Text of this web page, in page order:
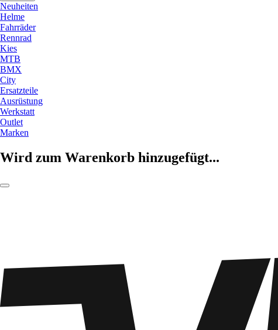
Neuheiten
Helme
Fahrräder
Rennrad
Kies
MTB
BMX
City
Ersatzteile
Ausrüstung
Werkstatt
Outlet
Marken
Wird zum Warenkorb hinzugefügt...